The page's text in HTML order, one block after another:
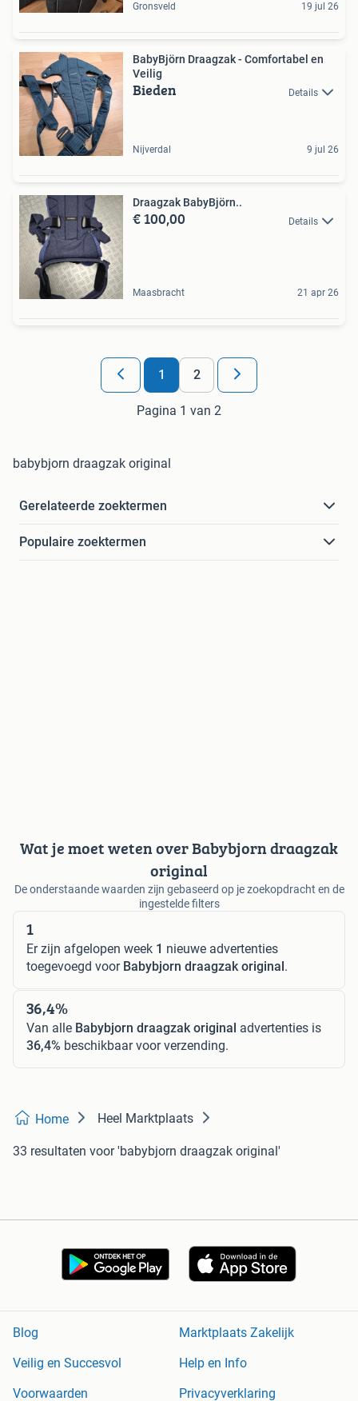
Gronsveld 19 jul 26
BabyBjörn Draagzak - Comfortabel en
Veilig
Bieden Details
Nijverdal 9 jul 26
Draagzak BabyBjörn..
€ 100,00 Details
Maasbracht 21 apr 26
1 2
Pagina 1 van 2
babybjorn draagzak original
Gerelateerde zoektermen
Populaire zoektermen
Wat je moet weten over Babybjorn draagzak
original
De onderstaande waarden zijn gebaseerd op je zoekopdracht en de
ingestelde filters
1
Er zijn afgelopen week 1 nieuwe advertenties
toegevoegd voor Babybjorn draagzak original .
36,4%
Van alle Babybjorn draagzak original advertenties is
36,4% beschikbaar voor verzending.
Home Heel Marktplaats
33 resultaten voor 'babybjorn draagzak original'
Blog
Marktplaats Zakelijk
Veilig en Succesvol
Help en Info
Voorwaarden
Privacyverklaring